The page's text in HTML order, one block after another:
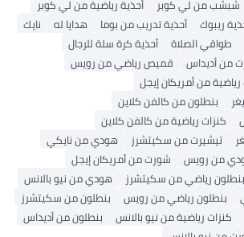
شبشب من لي كوبر
أحذية رياضية من لي كوبر
ريبوك أحذية تدريب من بوما هدايا له
نايك
طواقي الصلاة
أحذية كرة سلة للرجال
من أديداس
قميص رياضي من رويس
من أمريكان إيجل
بنطلون من كالفن كلاين
كنزات رياضية من كالفن كلاين
تيشيرت من سكيتشرز
هودي من نايكي
من رويس
شورت من أمريكان إيجل
بنطلون رياضي من سكيتشرز
هودي من نيو بالانس
بنطلون رياضي من رويس
بنطلون من سكيتشرز
كنزات رياضية من نيو بالانس
بنطلون من أديداس